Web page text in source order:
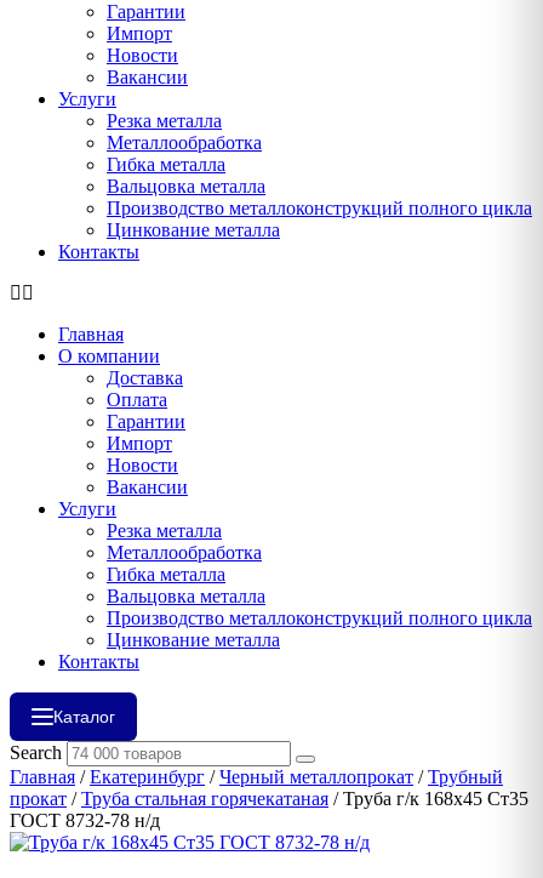
Гарантии
Импорт
Новости
Вакансии
Услуги
Резка металла
Металлообработка
Гибка металла
Вальцовка металла
Производство металлоконструкций полного цикла
Цинкование металла
Контакты
Главная
О компании
Доставка
Оплата
Гарантии
Импорт
Новости
Вакансии
Услуги
Резка металла
Металлообработка
Гибка металла
Вальцовка металла
Производство металлоконструкций полного цикла
Цинкование металла
Контакты
Каталог
Search
Главная /Екатеринбург /Черный металлопрокат /Трубный
прокат /Труба стальная горячекатаная / Труба г/к 168х45 Ст35
ГОСТ 8732-78 н/д